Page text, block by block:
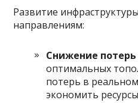
Развитие
направлениям:
Снижение потерь
оптимальных
потерь в
экономить